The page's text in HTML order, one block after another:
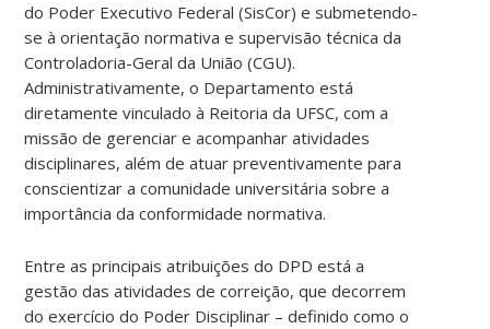
do Poder Executivo Federal (SisCor) e submetendo-
se à orientação normativa e supervisão técnica da
Controladoria-Geral da União (CGU).
Administrativamente, o Departamento está
diretamente vinculado à Reitoria da UFSC, com a
missão de gerenciar e acompanhar atividades
disciplinares, além de atuar preventivamente para
conscientizar a comunidade universitária sobre a
importância da conformidade normativa.
Entre as principais atribuições do DPD está a
gestão das atividades de correição, que decorrem
do exercício do Poder Disciplinar – definido como o